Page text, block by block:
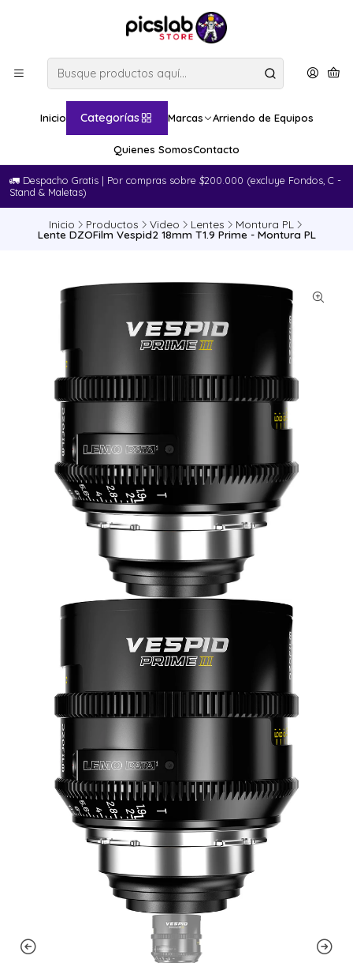
Inicio Categorías Marcas Arriendo de Equipos
Quienes SomosContacto
🚛​ Despacho Gratis | Por compras sobre $200.000 (excluye Fondos, C -
Stand & Maletas)
Inicio Productos Video Lentes Montura PL
Lente DZOFilm Vespid2 18mm T1.9 Prime - Montura PL